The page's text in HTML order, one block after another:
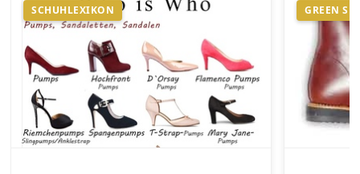
SCHUHLEXIKON GREEN